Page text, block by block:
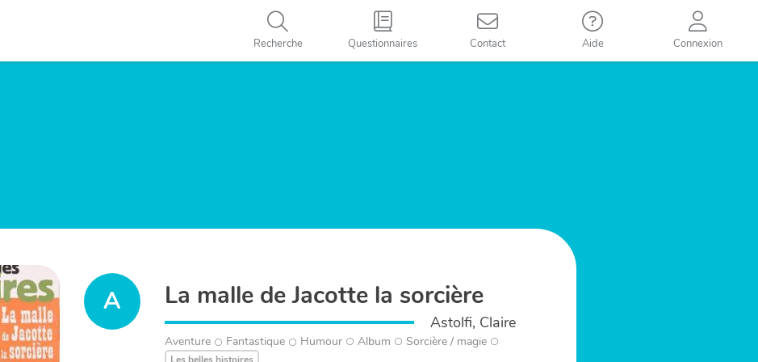
Recherche Questionnaires Contact Aide Connexion
A La malle de Jacotte la sorcière
Astolfi, Claire
Aventure Fantastique Humour Album Sorcière / magie
Les belles histoires